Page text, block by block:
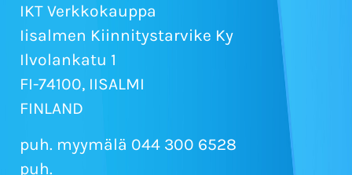
IKT Verkkokauppa
Iisalmen Kiinnitystarvike Ky
Ilvolankatu 1
FI-74100, IISALMI
FINLAND
puh. myymälä 044 300 6528
puh.